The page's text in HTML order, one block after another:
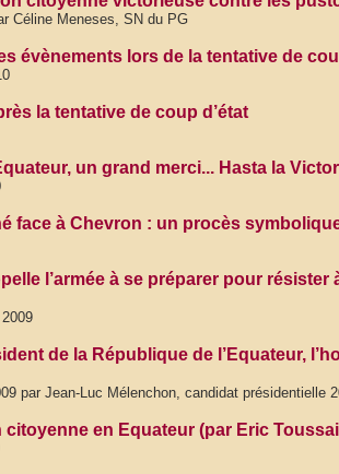
Céline Meneses, SN du PG
évènements lors de la tentative de
la tentative de coup d’état
un grand merci... Hasta la
face à Chevron : un procès
l’armée à se préparer pour
de la République de l’Equateur,
par Jean-Luc Mélenchon, candidat présidentielle
citoyenne en Equateur (par Eric